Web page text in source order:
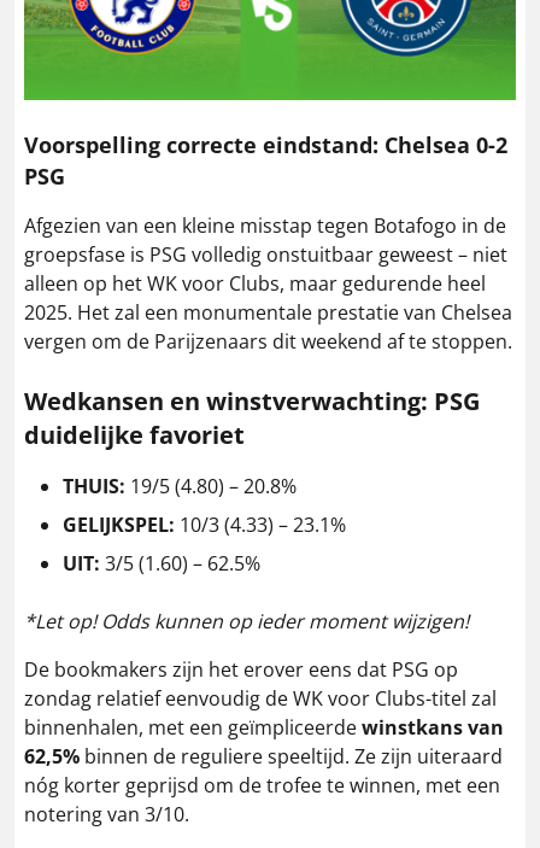
Voorspelling correcte eindstand: Chelsea 0-2
PSG
Afgezien van een kleine misstap tegen Botafogo in de
groepsfase is PSG volledig onstuitbaar geweest – niet
alleen op het WK voor Clubs, maar gedurende heel
2025. Het zal een monumentale prestatie van Chelsea
vergen om de Parijzenaars dit weekend af te stoppen.
Wedkansen en winstverwachting: PSG
duidelijke favoriet
THUIS: 19/5 (4.80) – 20.8%
GELIJKSPEL: 10/3 (4.33) – 23.1%
UIT: 3/5 (1.60) – 62.5%
*Let op! Odds kunnen op ieder moment wijzigen!
De bookmakers zijn het erover eens dat PSG op
zondag relatief eenvoudig de WK voor Clubs-titel zal
binnenhalen, met een geïmpliceerdewinstkans van
62,5% binnen de reguliere speeltijd. Ze zijn uiteraard
nóg korter geprijsd om de trofee te winnen, met een
notering van 3/10.